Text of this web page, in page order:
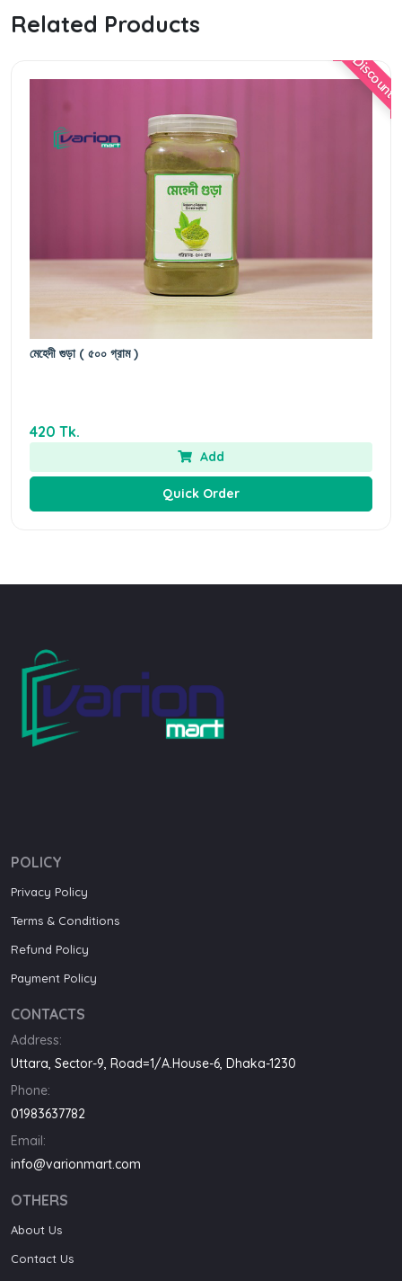
Related Products
Discount
মেহেদী গুড়া ( ৫০০ গ্রাম )
420 Tk.
Add
Quick Order
POLICY
Privacy Policy
Terms & Conditions
Refund Policy
Payment Policy
CONTACTS
Address:
Uttara, Sector-9, Road=1/A.House-6, Dhaka-1230
Phone:
01983637782
Email:
info@varionmart.com
OTHERS
About Us
Contact Us